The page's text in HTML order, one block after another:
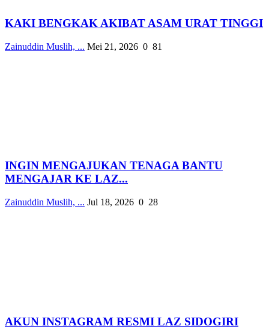
KAKI BENGKAK AKIBAT ASAM URAT TINGGI
Zainuddin Muslih, ... Mei 21, 2026 0 81
INGIN MENGAJUKAN TENAGA BANTU
MENGAJAR KE LAZ...
Zainuddin Muslih, ... Jul 18, 2026 0 28
AKUN INSTAGRAM RESMI LAZ SIDOGIRI